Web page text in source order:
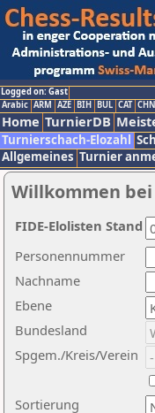
Logged on: Gast
Arabic ARM AZE BIH BUL CAT CHN
Home TurnierDB
Turnierschach-Elozahl
Allgemeines Turnier
Willkommen bei
Nachname
Ebene
Sortierung
Personennummer
Bundesland
Spgem./Kreis/Verein
FIDE-Elolisten Stand